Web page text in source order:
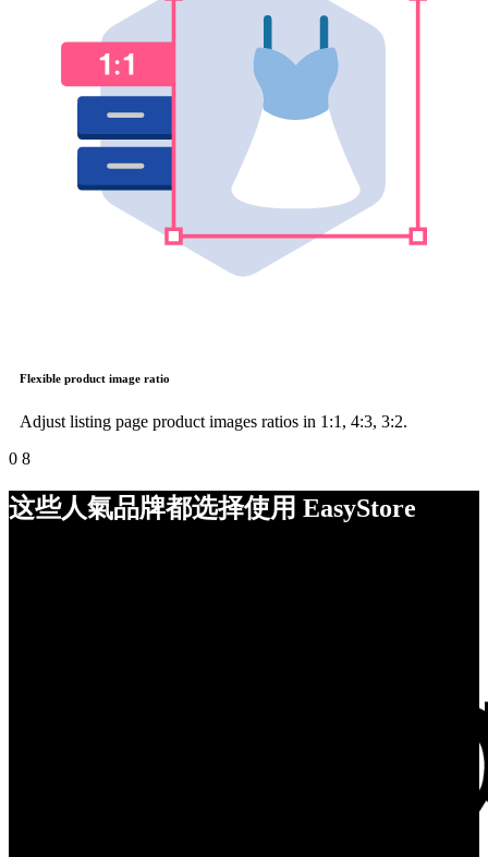
Flexible product image ratio
Adjust listing page product images ratios in 1:1, 4:3, 3:2.
0 8
这些人氣品牌都选择使用 EasyStore